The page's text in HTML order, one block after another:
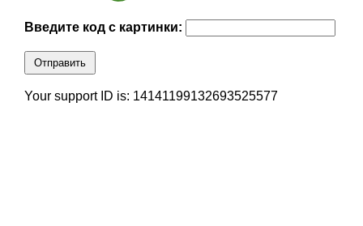
Введите код с картинки:
Отправить
Your support ID is: 14141199132693525577